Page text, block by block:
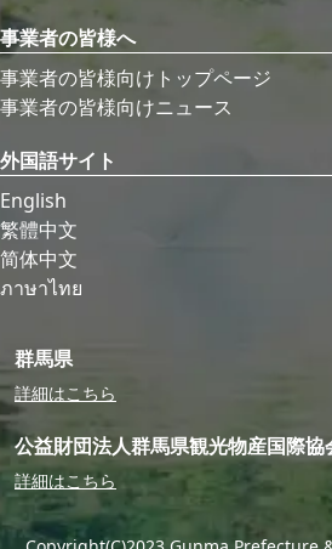
事業者の皆様へ
事業者の皆様向けトップページ
事業者の皆様向けニュース
外国語サイト
English
繁體中文
简体中文
ภาษาไทย
群馬県
詳細はこちら
公益財団法人群馬県観光物産国際協
詳細はこちら